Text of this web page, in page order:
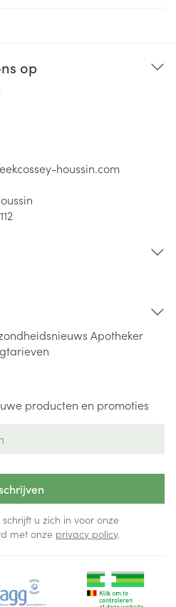
op
houssin.com
Apotheker
producten en promoties
u zich in voor onze
met onze privacy policy.